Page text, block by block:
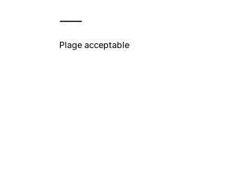
—
Plage acceptable